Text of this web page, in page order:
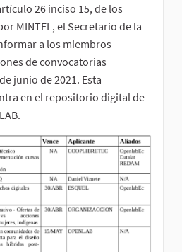
26 inciso 15, de los
MINTEL, el Secretario de la
a los miembros
de convocatorias
junio de 2021. Esta
en el repositorio digital de